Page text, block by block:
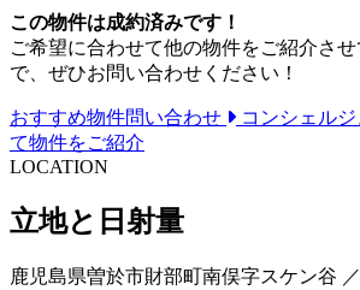
この物件は成約済みです！
ご希望に合わせて他の物件をご紹介さ
で、ぜひお問い合わせください！
おすすめ物件問い合わせ
コンシェル
て物件をご紹介
LOCATION
立地と日射量
鹿児島県曽於市財部町南俣字スケン谷